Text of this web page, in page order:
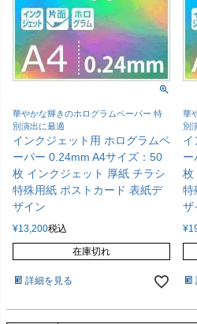
華やかな輝きのホログラムペーパー 特
別演出に最適
インクジェット用 ホログラムペ
ーパー 0.24mm A4サイズ：50
枚 インクジェット 厚紙 チラシ
特殊用紙 ポストカード 表紙デ
ザイン
¥13,200税込
在庫切れ
詳細を見る
華
別
イ
ー
枚
特
ザ
¥